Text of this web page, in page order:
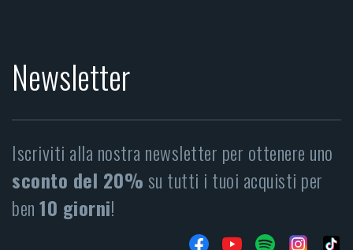
Newsletter
Iscriviti alla nostra newsletter per ottenere uno
sconto del 20%su tutti i tuoi acquisti per
ben10 giorni!